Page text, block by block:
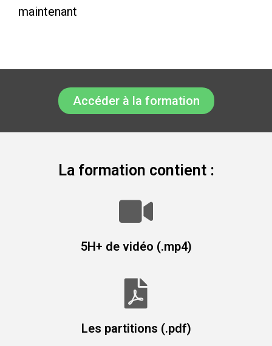
maintenant
Accéder à la formation
La formation contient :
5H+ de vidéo (.mp4)
Les partitions (.pdf)